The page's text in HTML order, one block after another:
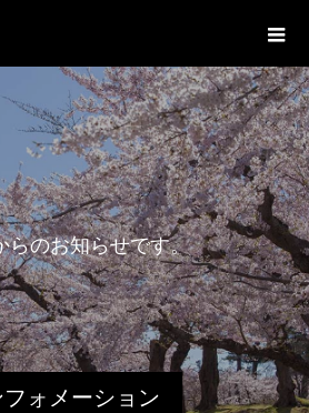
ォメーション
らのお知らせです。